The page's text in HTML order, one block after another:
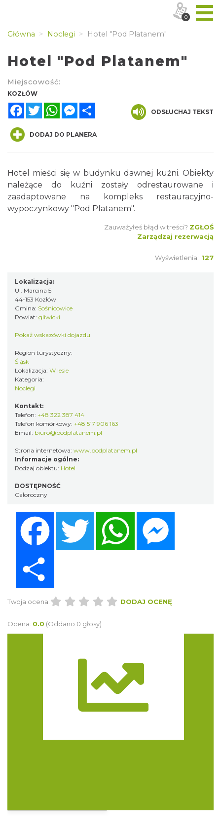
Główna Noclegi Hotel "Pod Platanem"
Hotel "Pod Platanem"
Miejscowość:
KOZŁÓW
FacebookTwitterWhatsAppMessenger
ODSŁUCHAJ TEKST
DODAJ DO PLANERA
Hotel mieści się w budynku dawnej kuźni. Obiekty
należące do kuźni zostały odrestaurowane i
zaadaptowane na kompleks restauracyjno-
wypoczynkowy "Pod Platanem".
Zauważyłeś błąd w treści? ZGŁOŚ
Zarządzaj rezerwacją
Wyświetlenia: 127
Lokalizacja:
Ul. Marcina 5
44-153 Kozłów
Gmina: Sośnicowice
Powiat: gliwicki
Pokaż wskazówki dojazdu
Region turystyczny:
Śląsk
Lokalizacja: W lesie
Kategoria:
Noclegi
Kontakt:
Telefon: +48 322 387 414
Telefon komórkowy: +48 517 906 163
Email: biuro@podplatanem.pl
Strona internetowa: www.podplatanem.pl
Informacje ogólne:
Rodzaj obiektu: Hotel
DOSTĘPNOŚĆ
Całoroczny
Twitter WhatsApp
Twoja ocena: DODAJ OCENĘ
Ocena: 0.0 (Oddano 0 głosy)
0